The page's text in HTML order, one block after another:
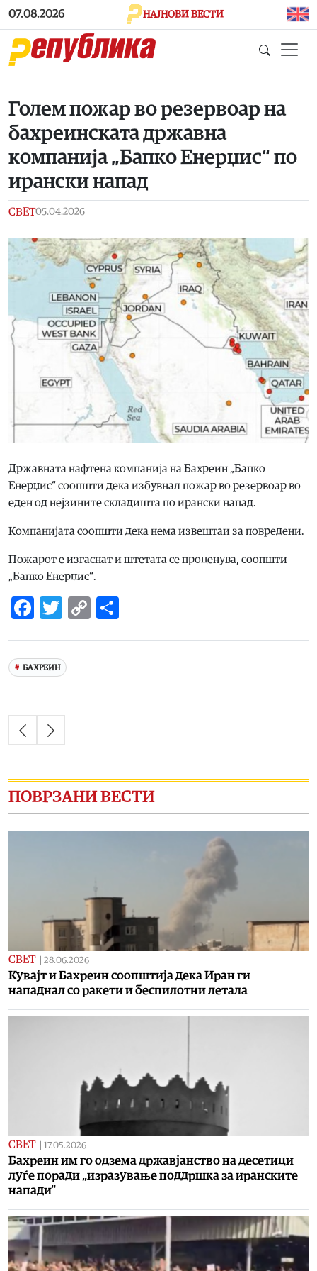
Skip to main content
07.08.2026 НАЈНОВИ ВЕСТИ
Голем пожар во резервоар на
бахреинската државна
компанија „Бапко Енерџис“ по
ирански напад
СВЕТ05.04.2026
Државната нафтена компанија на Бахреин „Бапко
Енерџис“ соопшти дека избувнал пожар во резервоар во
еден од нејзините складишта по ирански напад.
Компанијата соопшти дека нема извештаи за повредени.
Пожарот е изгаснат и штетата се проценува, соопшти
„Бапко Енерџис“.
Facebook
Twitter
Copy
БАХРЕИН
ПОВРЗАНИ ВЕСТИ
СВЕТ 28.06.2026
Кувајт и Бахреин соопштија дека Иран ги
нападнал со ракети и беспилотни летала
СВЕТ 17.05.2026
Бахреин им го одзема државјанство на десетици
луѓе поради „изразување поддршка за иранските
напади“